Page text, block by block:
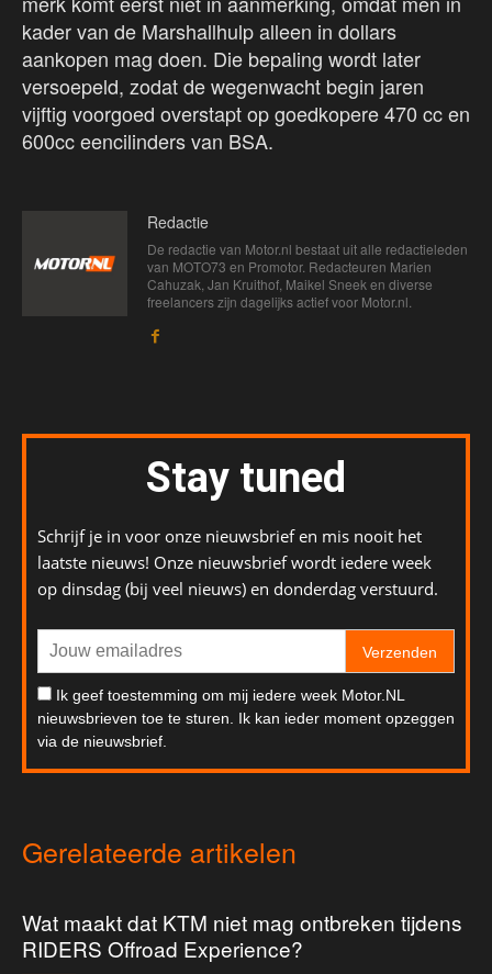
kader van de Marshallhulp alleen in dollars
aankopen mag doen. Die bepaling wordt later
versoepeld, zodat de wegenwacht begin jaren
vijftig voorgoed overstapt op goedkopere 470 cc en
600cc eencilinders van BSA.
Redactie
De redactie van Motor.nl bestaat uit alle redactieleden
van MOTO73 en Promotor. Redacteuren Marien
Cahuzak, Jan Kruithof, Maikel Sneek en diverse
freelancers zijn dagelijks actief voor Motor.nl.
Stay tuned
Schrijf je in voor onze nieuwsbrief en mis nooit het
laatste nieuws! Onze nieuwsbrief wordt iedere week
op dinsdag (bij veel nieuws) en donderdag verstuurd.
Verzenden
Ik geef toestemming om mij iedere week Motor.NL
nieuwsbrieven toe te sturen. Ik kan ieder moment opzeggen
via de nieuwsbrief.
Gerelateerde artikelen
Wat maakt dat KTM niet mag ontbreken tijdens
RIDERS Offroad Experience?